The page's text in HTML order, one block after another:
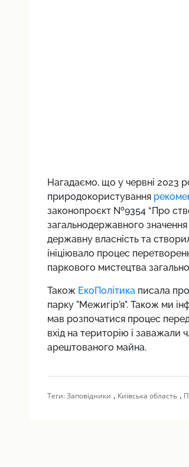
Нагадаємо, що у червні 2023
природокористування
законопроєкт №9354 “Про
загальнодержавного
державну власність та
ініціювало процес
паркового мистецтва
Також ЕкоПолітикаписала
парку "Межигір'я". Також ми
мав розпочатися процес
вхід на територію і заважали
арештованого майна.
Теги:Заповідники , Київська область,